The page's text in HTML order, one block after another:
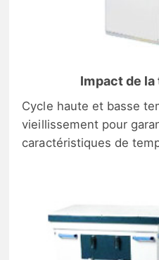
Impact de
Cycle haute et basse
vieillissement pour
caractéristiques de